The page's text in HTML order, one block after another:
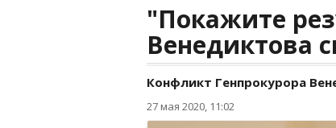
"Покажите
Венедиктова
Конфликт Генпрокурора
27 мая 2020, 11:02